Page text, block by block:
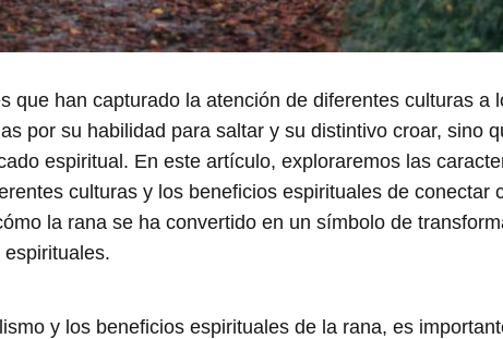
que han capturado la atención de diferentes culturas a
por su habilidad para saltar y su distintivo croar, sino
espiritual. En este artículo, exploraremos las
culturas y los beneficios espirituales de conectar
la rana se ha convertido en un símbolo de
y los beneficios espirituales de la rana, es